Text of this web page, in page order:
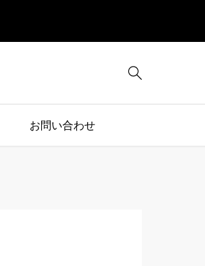

お問い合わせ